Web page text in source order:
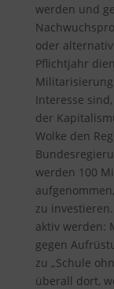
werden und
oder
Pflichtjahr
Interesse
der
Wolke den
werden 100
zu
aktiv werden:
gegen
zu „Schule
überall dort,